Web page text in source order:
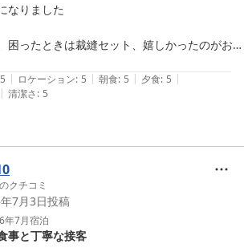
なりました
困ったときは裁縫セット、嬉しかったのがお風
ました
にというかめっちゃ嬉しかった！
たけど完食
お造りについてたちいさい昆布みたら蘭亭の文
さんたちが素晴らしいです
寧に優しく接していただきました
拶していただきました
は入れず…唯一残念でした
5 | ロケーション: 5 | 朝食: 5 | 夕食: 5 |
| 清潔さ: 5
クチコミ
7月3日投稿
年7月宿泊
事と丁寧な接客